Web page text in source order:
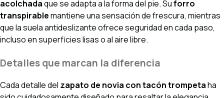
acolchadaque se adapta a la forma del pie. Suforro
transpirablemantiene una sensación de frescura, mientras
que la suela antideslizante ofrece seguridad en cada paso,
incluso en superficies lisas o al aire libre.
Detalles que marcan la diferencia
Cada detalle del zapato de novia con tacón trompetaha